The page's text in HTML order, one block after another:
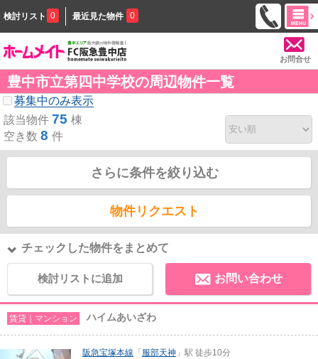
検討リスト 0 最近見た物件 0
お問合せ
豊中市立第四中学校の周辺物件一覧
募集中のみ表示
該当物件 75 棟
空き数 8 件
さらに条件を絞り込む
物件リクエスト
チェックした物件をまとめて
検討リストに追加 お問い合わせ
賃貸｜マンション ハイムあいざわ
阪急宝塚本線 「 服部天神 」駅 徒歩10分